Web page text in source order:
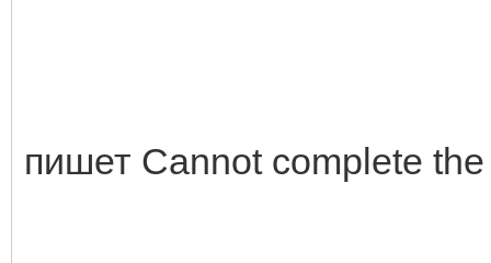
пишет Сannot complete